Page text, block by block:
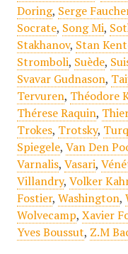
Doring, Serge
Socrate, Song Mi,
Stakhanov, Stan
Stromboli, Suède,
Svavar Gudnason,
Tervuren, Théodore
Thérese Raquin,
Trokes, Trotsky,
Spiegele, Van Den
Varnalis, Vasari,
Villandry, Volker
Fostier, Washington,
Wolvecamp, Xavier
Yves Boussut, Z.M